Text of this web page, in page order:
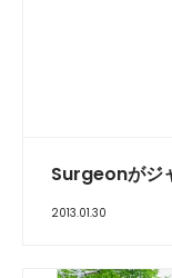
Surgeonがジ
2013.01.30